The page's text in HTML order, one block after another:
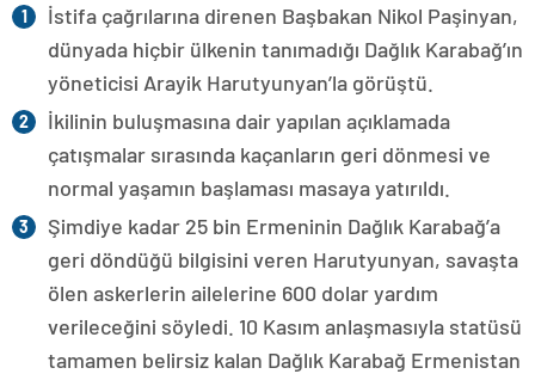
İstifa çağrılarına direnen Başbakan Nikol Paşinyan,
dünyada hiçbir ülkenin tanımadığı Dağlık Karabağ’ın
yöneticisi Arayik Harutyunyan’la görüştü.
İkilinin buluşmasına dair yapılan açıklamada
çatışmalar sırasında kaçanların geri dönmesi ve
normal yaşamın başlaması masaya yatırıldı.
Şimdiye kadar 25 bin Ermeninin Dağlık Karabağ’a
geri döndüğü bilgisini veren Harutyunyan, savaşta
ölen askerlerin ailelerine 600 dolar yardım
verileceğini söyledi. 10 Kasım anlaşmasıyla statüsü
tamamen belirsiz kalan Dağlık Karabağ Ermenistan